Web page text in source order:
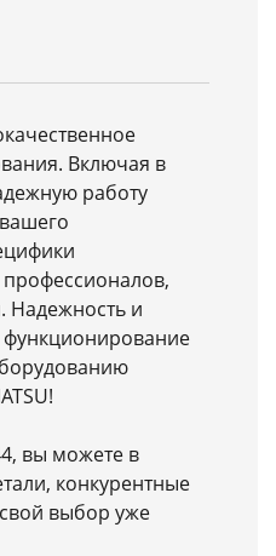
Включая в
работу
Надежность и
функционирование
вы можете в
конкурентные
выбор уже